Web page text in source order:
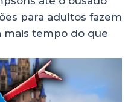
para adultos fazem
mais tempo do que